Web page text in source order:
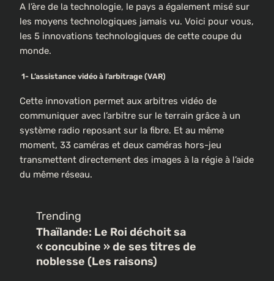
A l’ère de la technologie, le pays a également misé sur
les moyens technologiques jamais vu. Voici pour vous,
les 5 innovations technologiques de cette coupe du
monde.
1- L’assistance vidéo à l’arbitrage (VAR)
Cette innovation permet aux arbitres vidéo de
communiquer avec l’arbitre sur le terrain grâce à un
système radio reposant sur la fibre. Et au même
moment, 33 caméras et deux caméras hors-jeu
transmettent directement des images à la régie à l’aide
du même réseau.
Trending
Thaïlande: Le Roi déchoit sa
« concubine » de ses titres de
noblesse (Les raisons)